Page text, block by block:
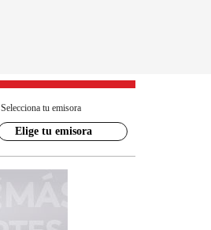
Selecciona tu emisora
Elige tu emisora